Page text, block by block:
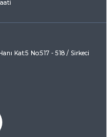
Kat:5 No:517 - 518 / Sirkeci